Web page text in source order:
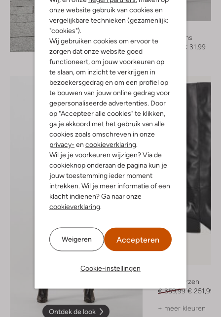
onze website gebruik van cookies en
vergelijkbare technieken (gezamenlijk:
"cookies").
Wij gebruiken cookies om ervoor te
zorgen dat onze website goed
functioneert, om jouw voorkeuren op
te slaan, om inzicht te verkrijgen in
bezoekersgedrag en om een profiel op
te bouwen van jouw online gedrag voor
gepersonaliseerde advertenties. Door
op "Accepteer alle cookies" te klikken,
ga je akkoord met het gebruik van alle
cookies zoals omschreven in onze
privacy- en cookieverklaring
Wil je je voorkeuren wijzigen? Via de
cookieknop onderaan de pagina kun je
jouw toestemming ieder moment
intrekken. Wil je meer informatie of een
klacht indienen? Ga naar onze
cookieverklaring
Weigeren Accepteren
Cookie-instellingen
Ontdek de look
-60%
Wide jeans
€ 31,99
Ontdek de look
Hoge laarzen
€ 359,99 € 251,99
+ meer kleuren